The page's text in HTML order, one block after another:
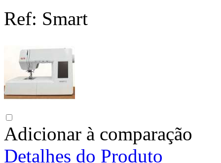
Ref: Smart
Adicionar à comparação
Detalhes do Produto